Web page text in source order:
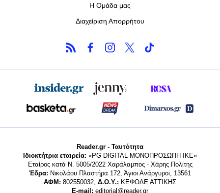
Η Ομάδα μας
Διαχείριση Απορρήτου
Reader.gr - Ταυτότητα
Ιδιοκτήτρια εταιρεία: «PG DIGITAL MONΟΠΡΟΣΩΠΗ ΙΚΕ»
Εταίρος κατά Ν. 5005/2022 Χαράλαμπος - Χάρης Πολίτης
Έδρα: Νικολάου Πλαστήρα 172, Άγιοι Ανάργυροι, 13561
ΑΦΜ: 802550032, Δ.Ο.Υ.: ΚΕΦΟΔΕ ΑΤΤΙΚΗΣ
E-mail: editorial@reader.gr